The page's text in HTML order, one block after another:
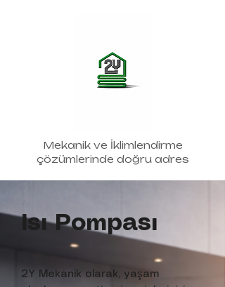
Mekanik ve İklimlendirme
çözümlerinde doğru adres
Isı Pompası
2Y Mekanik olarak, yaşam